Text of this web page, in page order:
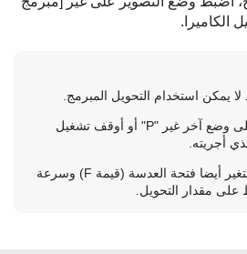
الكاميرا.
لا يمكن استخدام التحويل المبرمج.
وضع آخر غير "P" أو أوقف تشغيل
أجريته.
عندما يتغير السطوع، تتغير أيضا فتحة العدسة (قيمة ‏F) وسرعة
على مقدار التحويل.